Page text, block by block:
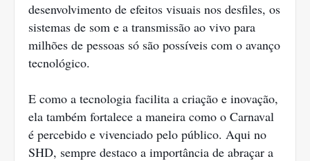
desenvolvimento de efeitos visuais nos desfiles, os
sistemas de som e a transmissão ao vivo para
milhões de pessoas só são possíveis com o avanço
tecnológico.
E como a tecnologia facilita a criação e inovação,
ela também fortalece a maneira como o Carnaval
é percebido e vivenciado pelo público. Aqui no
SHD, sempre destaco a importância de abraçar a